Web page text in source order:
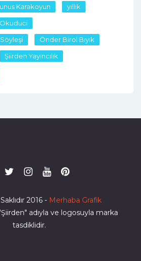
Karakoyun yıllık
Önder Birol Bıyık
Şiirden Yayıncılık
2016 - Merhaba Grafik
"Şiirden" adıyla ve logosuyla marka
tasdiklidir.